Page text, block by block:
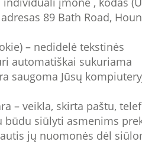
89 Bath Road,
– nedidelė tekstinės
automatiškai sukuriama
saugoma Jūsų
– veikla, skirta paštu,
siūlyti asmenims
jų nuomonės dėl